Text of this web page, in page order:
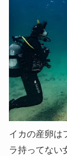
イカの産卵は
ラ持ってない